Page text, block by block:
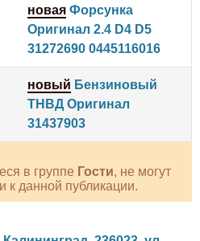
новая Форсунка
Оригинал 2.4 D4 D5
31272690 0445116016
новый Бензиновый
ТНВД Оригинал
31437903
в группе Гости, не могут
к данной публикации.